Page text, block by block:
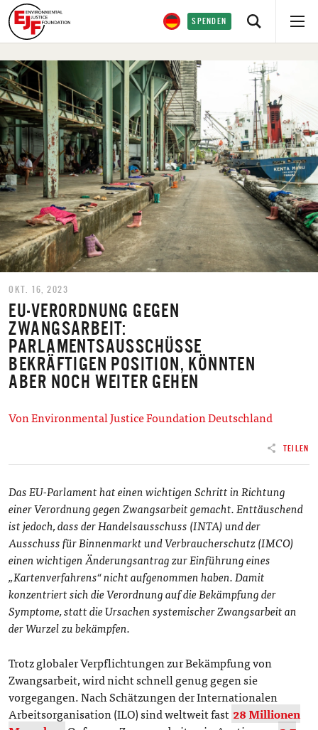
SPENDEN
OKT. 16, 2023
EU-VERORDNUNG GEGEN
ZWANGSARBEIT:
PARLAMENTSAUSSCHÜSSE
BEKRÄFTIGEN POSITION, KÖNNTEN
ABER NOCH WEITER GEHEN
Von Environmental Justice Foundation Deutschland
TEILEN
Das EU-Parlament hat einen wichtigen Schritt in Richtung
einer Verordnung gegen Zwangsarbeit gemacht. Enttäuschend
ist jedoch, dass der Handelsausschuss (INTA) und der
Ausschuss für Binnenmarkt und Verbraucherschutz (IMCO)
einen wichtigen Änderungsantrag zur Einführung eines
„Kartenverfahrens“ nicht aufgenommen haben. Damit
konzentriert sich die Verordnung auf die Bekämpfung der
Symptome, statt die Ursachen systemischer Zwangsarbeit an
der Wurzel zu bekämpfen.
Trotz globaler Verpflichtungen zur Bekämpfung von
Zwangsarbeit, wird nicht schnell genug gegen sie
vorgegangen. Nach Schätzungen der Internationalen
Arbeitsorganisation (ILO) sind weltweit fast 28 Millionen